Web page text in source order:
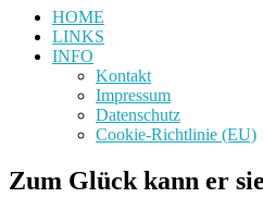
HOME
LINKS
INFO
Kontakt
Impressum
Datenschutz
Cookie-Richtlinie (EU)
Zum Glück kann er